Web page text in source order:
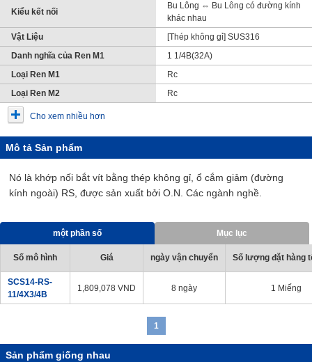
Kiểu kết nối
Bu Lông ⇔ Bu Lông có đường kính
khác nhau
Vật Liệu
[Thép không gỉ] SUS316
Danh nghĩa của Ren M1
1 1/4B(32A)
Loại Ren M1
Rc
Loại Ren M2
Rc
Cho xem nhiều hơn
Mô tả Sản phẩm
Nó là khớp nối bắt vít bằng thép không gỉ, ổ cắm giảm (đường
kính ngoài) RS, được sản xuất bởi O.N. Các ngành nghề.
một phần số Mục lục
Số mô hình Giá ngày vận chuyển Số lượng đặt hàng
SCS14-RS-
11/4X3/4B
1,809,078 VND 8 ngày 1 Miếng
1
Sản phẩm giống nhau